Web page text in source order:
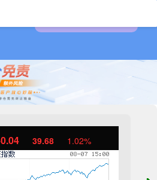
39.68 1.02%